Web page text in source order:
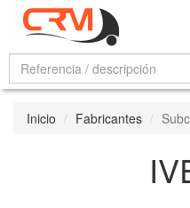
Inicio Fabricantes